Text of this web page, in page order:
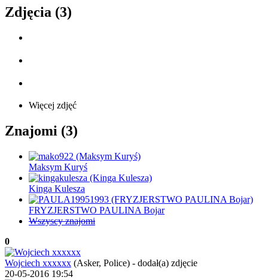
Zdjęcia (3)
Więcej zdjęć
Znajomi (3)
Maksym Kuryś
Kinga Kulesza
FRYZJERSTWO PAULINA Bojar
Wszyscy znajomi
0
Wojciech xxxxxx (Asker, Police) - dodał(a) zdjęcie
20-05-2016 19:54